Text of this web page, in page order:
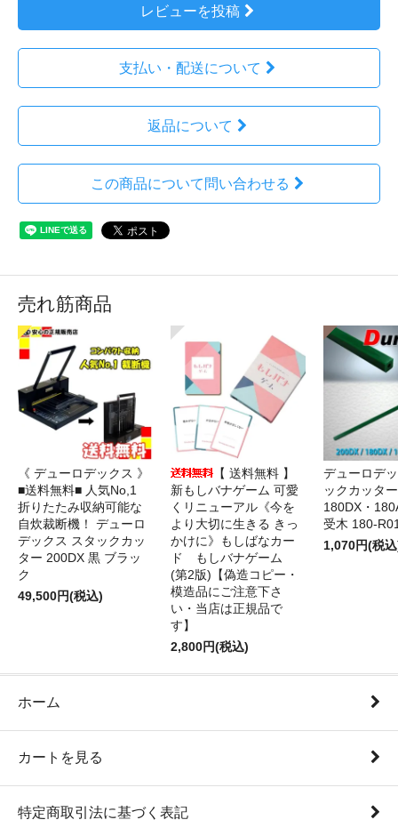
レビューを投稿
支払い・配送について
返品について
この商品について問い合わせる
売れ筋商品
《 デューロデックス 》
■送料無料■ 人気No,1
折りたたみ収納可能な
自炊裁断機！ デューロ
デックス スタックカッ
ター 200DX 黒 ブラッ
ク
49,500円(税込)
【 送料無料 】
新もしバナゲーム 可愛
くリニューアル《今を
より大切に生きる きっ
かけに》もしばなカー
ド もしバナゲーム
(第2版)【偽造コピー・
模造品にご注意下さ
い・当店は正規品で
す】
2,800円(税込)
デューロデ
ックカッタ
180DX・
受木 180-
1,070円(税
ホーム
カートを見る
特定商取引法に基づく表記